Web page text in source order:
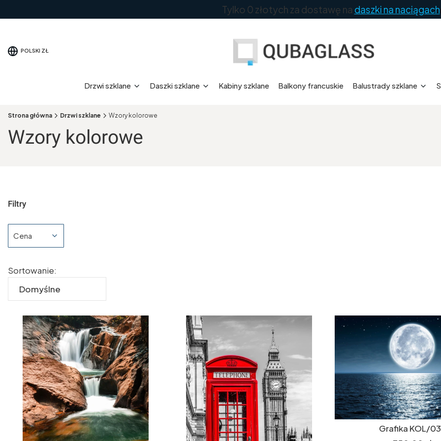
Tylko 0 złotych za dostawę na daszki na naciągach
POLSKI ZŁ
Drzwi szklane Daszki szklane Kabiny szklane Balkony francuskie Balustrady szklane
Strona główna Drzwi szklane Wzory kolorowe
Wzory kolorowe
Filtry
Cena
Lista produktów
Sortowanie:
Domyślne
Grafika KOL/